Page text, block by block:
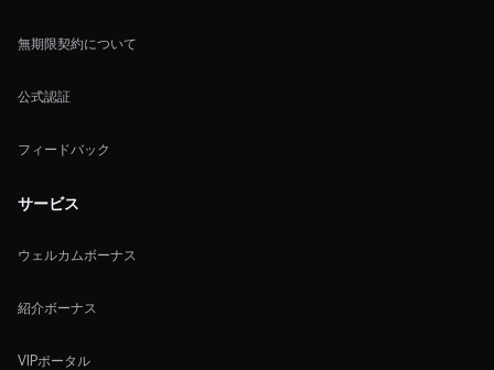
無期限契約について
公式認証
フィードバック
サービス
ウェルカムボーナス
紹介ボーナス
VIPポータル